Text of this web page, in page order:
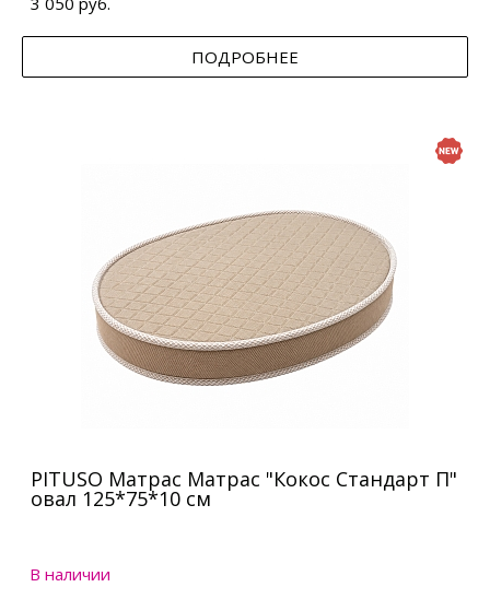
ПОДРОБНЕЕ
PITUSO Матрас Матрас "Кокос Стандарт П"
овал 125*75*10 см
В наличии